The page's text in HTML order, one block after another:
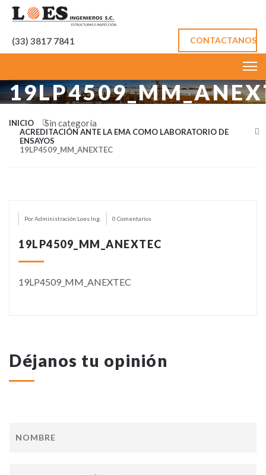
(33) 3817 7841 CONTACTANOS
INICIO Sin categoría
ACREDITACIÓN ANTE LA EMA COMO LABORATORIO DE
ENSAYOS
19LP4509_MM_ANEXTEC
Por Administración Loes Ing. 0 Comentarios
19LP4509_MM_ANEXTEC
19LP4509_MM_ANEXTEC
Déjanos tu opinión